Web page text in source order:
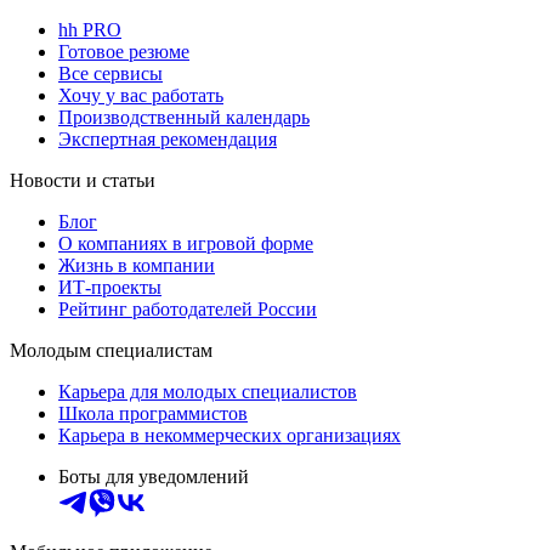
hh PRO
Готовое резюме
Все сервисы
Хочу у вас работать
Производственный календарь
Экспертная рекомендация
Новости и статьи
Блог
О компаниях в игровой форме
Жизнь в компании
ИТ-проекты
Рейтинг работодателей России
Молодым специалистам
Карьера для молодых специалистов
Школа программистов
Карьера в некоммерческих организациях
Боты для уведомлений